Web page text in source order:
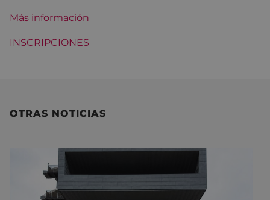
Más información
INSCRIPCIONES
OTRAS NOTICIAS